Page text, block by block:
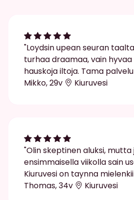
"Loydsin upean seuran taalta
turhaa draamaa, vain
hauskoja iltoja. Tama
Mikko, 29v
Kiuruvesi
"Olin skeptinen aluksi, mutta
ensimmaisella viikolla sain
Kiuruvesi on taynna
Thomas, 34v
Kiuruvesi